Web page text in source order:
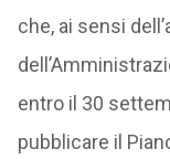
che, ai sensi
entro il 30
pubblicare il